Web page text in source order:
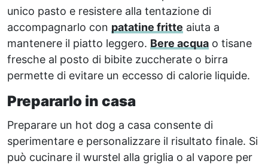
unico pasto e resistere alla tentazione di
accompagnarlo con patatine fritte aiuta a
mantenere il piatto leggero. Bere acqua o tisane
fresche al posto di bibite zuccherate o birra
permette di evitare un eccesso di calorie liquide.
Prepararlo in casa
Preparare un hot dog a casa consente di
sperimentare e personalizzare il risultato finale. Si
può cucinare il wurstel alla griglia o al vapore per